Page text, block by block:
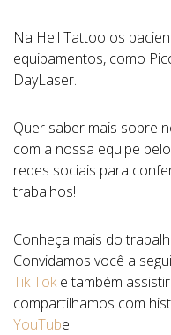
Na Hell Tattoo os
equipamentos, como
DayLaser.
Quer saber mais sobre
com a nossa equipe pelo
redes sociais para
trabalhos!
Conheça mais do
Convidamos você a
Tik Toke também
compartilhamos com
YouTube.